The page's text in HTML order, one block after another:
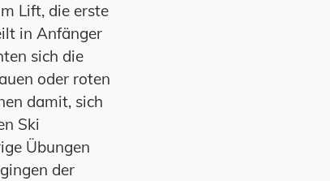
Lift, die erste
in Anfänger
sich die
oder roten
damit, sich
Ski
Übungen
der